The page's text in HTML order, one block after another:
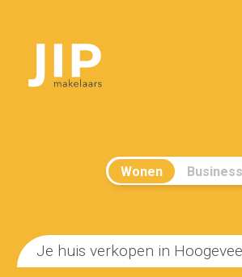
Wonen Business
Je huis verkopen in